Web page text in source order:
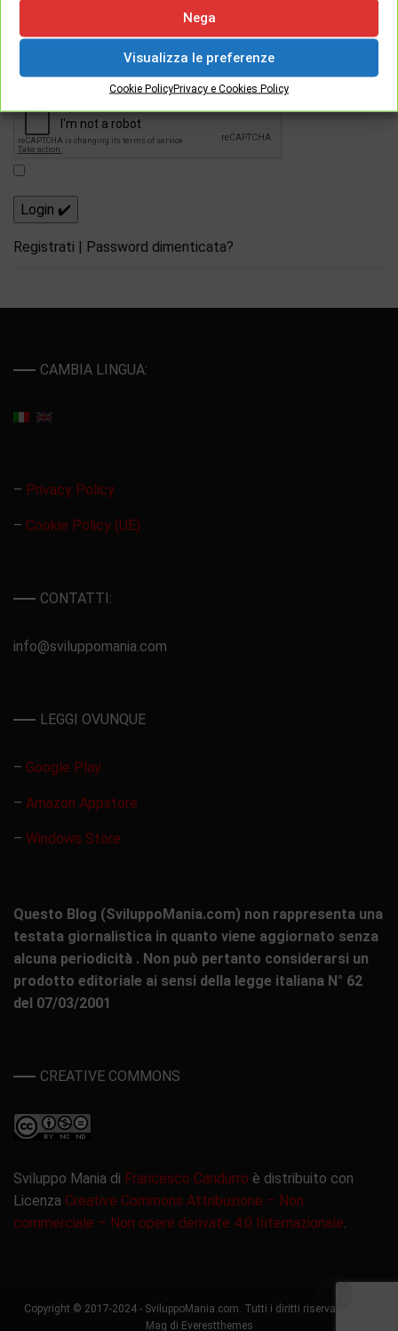
Nega
Visualizza le preferenze
Cookie PolicyPrivacy e Cookies Policy
[apsl-login-lite login]
Registrati Password dimenticata?
CAMBIA LINGUA:
– Privacy Policy
– Cookie Policy (UE)
CONTATTI:
info@sviluppomania.com
LEGGI OVUNQUE
– Google Play
– Amazon Appstore
– Windows Store
Questo Blog (SviluppoMania.com) non rappresenta una
testata giornalistica in quanto viene aggiornato senza
alcuna periodicità . Non può pertanto considerarsi un
prodotto editoriale ai sensi della legge italiana N° 62
del 07/03/2001
CREATIVE COMMONS
Sviluppo Mania di Francesco Candurro è distribuito con
Licenza Creative Commons Attribuzione – Non
commerciale – Non opere derivate 4.0 Internazionale.
Copyright © 2017-2024 - SviluppoMania.com. Tutti i diritti riservati. Grace
Mag di Everestthemes